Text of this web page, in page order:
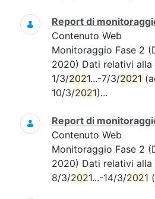
Report di
Contenuto Web
Monitoraggio Fase 2
2020) Dati relativi alla
1/3/2021...-7/3/2021
10/3/2021)...
Report di
Contenuto Web
Monitoraggio Fase 2
2020) Dati relativi alla
8/3/2021...-14/3/2021